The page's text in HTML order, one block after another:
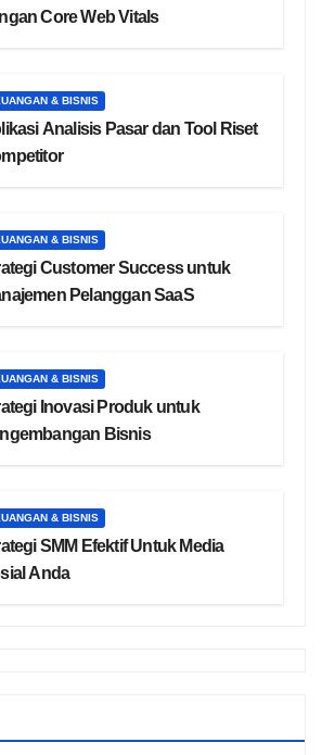
Core Web Vitals
& BISNIS
Analisis Pasar dan Tool Riset
& BISNIS
Customer Success untuk
Pelanggan SaaS
& BISNIS
Inovasi Produk untuk
Bisnis
& BISNIS
SMM Efektif Untuk Media
Anda